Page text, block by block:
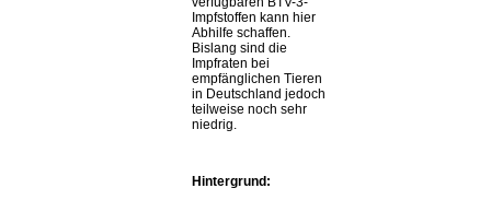
Impfstoffen kann hier
Abhilfe schaffen.
Bislang sind die
Impfraten bei
empfänglichen Tieren
in Deutschland jedoch
teilweise noch sehr
niedrig.
Hintergrund: